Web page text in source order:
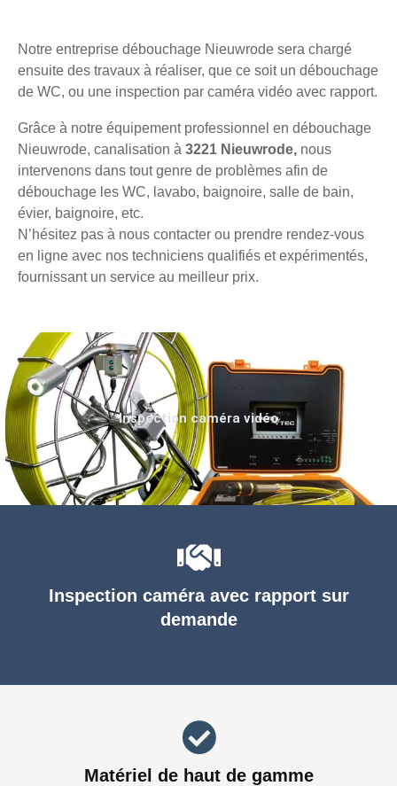
Notre entreprise débouchage Nieuwrode sera chargé
ensuite des travaux à réaliser, que ce soit un débouchage
de WC, ou une inspection par caméra vidéo avec rapport.
Grâce à notre équipement professionnel en débouchage
Nieuwrode, canalisation à 3221 Nieuwrode, nous
intervenons dans tout genre de problèmes afin de
débouchage les WC, lavabo, baignoire, salle de bain,
évier, baignoire, etc.
N’hésitez pas à nous contacter ou prendre rendez-vous
en ligne avec nos techniciens qualifiés et expérimentés,
fournissant un service au meilleur prix.
Inspection caméra avec rapport sur
demande
Matériel de haut de gamme
Inspection caméra vidéo